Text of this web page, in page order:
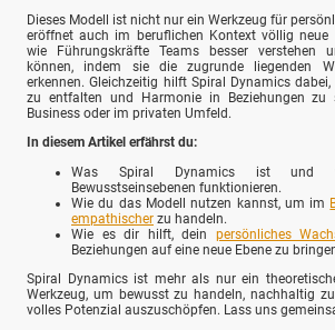
Dieses Modell ist nicht nur ein Werkzeug für
eröffnet auch im beruflichen Kontext völlig neue
wie Führungskräfte Teams besser verstehen
können, indem sie die zugrunde liegenden
erkennen. Gleichzeitig hilft Spiral Dynamics
zu entfalten und Harmonie in Beziehungen
Business oder im privaten Umfeld.
In diesem Artikel erfährst du:
Was Spiral Dynamics ist und
Bewusstseinsebenen funktionieren.
Wie du das Modell nutzen kannst, um im
empathischer zu handeln.
Wie es dir hilft, dein persönliches
Beziehungen auf eine neue Ebene zu
Spiral Dynamics ist mehr als nur ein
Werkzeug, um bewusst zu handeln, nachhaltig
volles Potenzial auszuschöpfen. Lass uns